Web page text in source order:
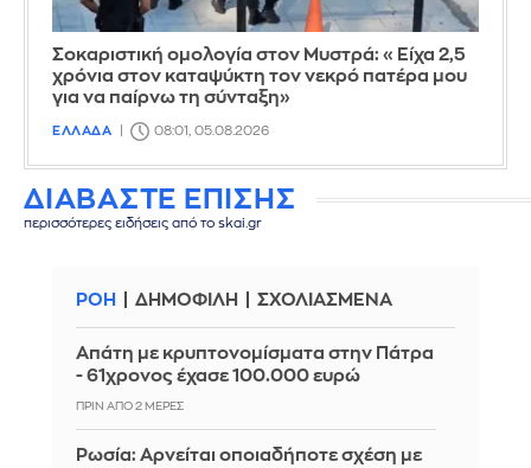
Σοκαριστική ομολογία στον Μυστρά: «Είχα 2,5
χρόνια στον καταψύκτη τον νεκρό πατέρα μου
για να παίρνω τη σύνταξη»
ΕΛΛΑΔΑ 08:01, 05.08.2026
ΔΙΑΒΑΣΤΕ ΕΠΙΣΗΣ
περισσότερες ειδήσεις από το skai.gr
ΡΟΗ ΔΗΜΟΦΙΛΗ ΣΧΟΛΙΑΣΜΕΝΑ
Απάτη με κρυπτονομίσματα στην Πάτρα
- 61χρονος έχασε 100.000 ευρώ
ΠΡΙΝ ΑΠΌ 2 ΜΈΡΕΣ
Ρωσία: Αρνείται οποιαδήποτε σχέση με